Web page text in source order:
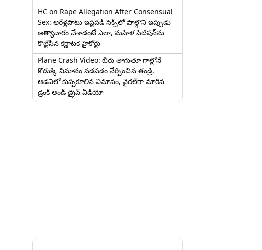
HC on Rape Allegation After Consensual
Sex: ఆరేళ్లపాటు ఇష్టపడి సెక్స్‌లో పాల్గొని ఇప్పుడు
అత్యాచారం చేశాడంటే ఎలా, మహిళ పిటిషన్‌ను
కొట్టేసిన కర్ణాటక హైకోర్టు
Plane Crash Video: బీరు తాగుతూ గాల్లోనే
కొడుక్కి విమానం నడపడం నేర్పించిన తండ్రి,
అడవిలో కుప్పకూలిన విమానం, వైరల్‌గా మారిన
డ్రంక్‌ అండ్ డ్రైవ్ వీడియో